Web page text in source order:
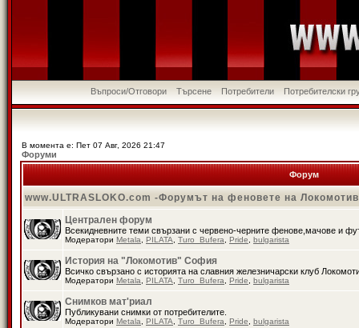
Въпроси/Отговори Търсене Потребители Потребителски
В момента е: Пет 07 Авг, 2026 21:47
Форуми
Форум
www.ULTRASLOKO.com -Форумът на феновете на
Централен форум
Всекидневните теми свързани с червено-черните фенове,мачове и
Модератори Metala PILATA Turo_Bufera Pride bulgarista
История на "Локомотив" София
Всичко свързано с историята на славния железничарски клуб
Модератори Metala PILATA Turo_Bufera Pride bulgarista
Снимков мат'риал
Публикувани снимки от потребителите.
Модератори Metala PILATA Turo_Bufera Pride bulgarista